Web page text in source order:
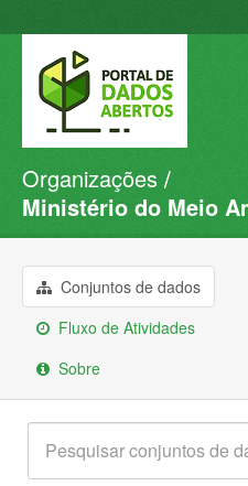
Conjuntos de dados
Organizações
Sobre
Organizações
Ministério do Meio
Conjuntos de dados
Fluxo de Atividades
Sobre